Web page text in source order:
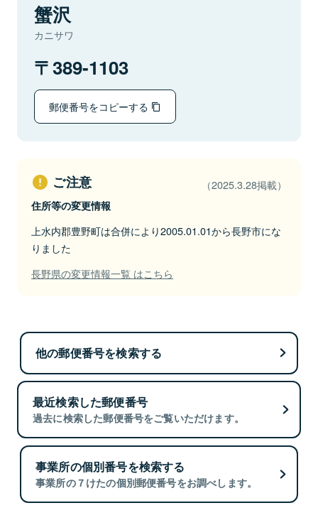
蟹沢
カニサワ
389-1103
郵便番号をコピーする
ご注意 （2025.3.28掲載）
住所等の変更情報
上水内郡豊野町は合併により2005.01.01から長野市にな
りました
長野県の変更情報一覧 はこちら
他の郵便番号を検索する
最近検索した郵便番号
過去に検索した郵便番号をご覧いただけます。
事業所の個別番号を検索する
事業所の７けたの個別郵便番号をお調べします。